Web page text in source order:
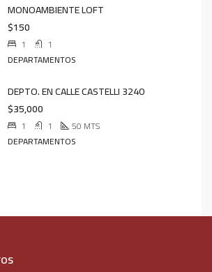
MONOAMBIENTE LOFT
$150
1
1
DEPARTAMENTOS
DEPTO. EN CALLE CASTELLI 3240
$35,000
1 1 50 MTS
DEPARTAMENTOS